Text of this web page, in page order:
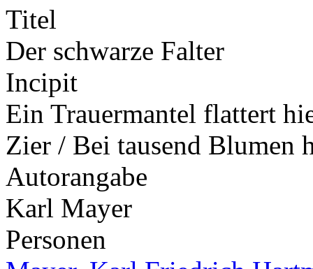
Titel
Der schwarze Falter
Incipit
Ein Trauermantel flattert
Zier / Bei tausend Blumen
Autorangabe
Karl Mayer
Personen